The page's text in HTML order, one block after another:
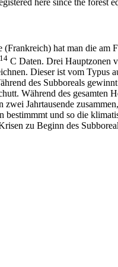
(Frankreich) hat man die am
14 C Daten. Drei Hauptzonen
Dieser ist vom Typus
des Subboreals
Während des
zwei Jahrtausende
bestimmmt und so die
zu Beginn des